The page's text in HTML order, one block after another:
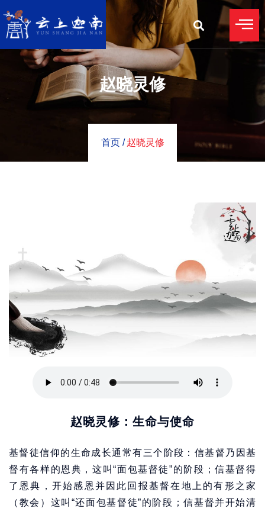
赵晓灵修
首页 / 赵晓灵修
赵晓灵修：生命与使命
基督徒信仰的生命成长通常有三个阶段：信基督乃因基
督有各样的恩典，这叫“面包基督徒”的阶段；信基督得
了恩典，开始感恩并因此回报基督在地上的有形之家
（教会）这叫“还面包基督徒”的阶段；信基督并开始清